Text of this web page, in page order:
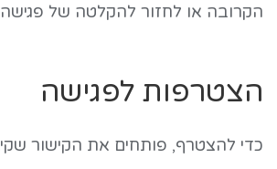
הקרובה או לחזור להקלטה של
הצטרפות לפגישה
כדי להצטרף, פותחים את הקישור